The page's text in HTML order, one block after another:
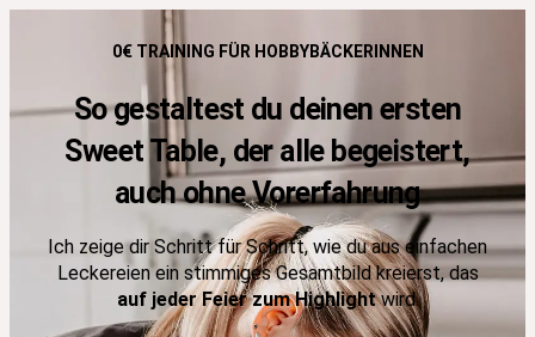
0€ TRAINING FÜR HOBBYBÄCKERINNEN
So gestaltest du deinen ersten
Sweet Table, der alle begeistert,
auch ohne Vorerfahrung
Ich zeige dir Schritt für Schritt, wie du aus einfachen
Leckereien ein stimmiges Gesamtbild kreierst, das
auf jeder Feier zum Highlightwird.